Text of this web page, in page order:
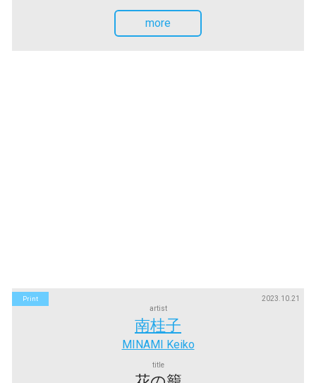
more
Print
2023.10.21
artist
南桂子
MINAMI Keiko
title